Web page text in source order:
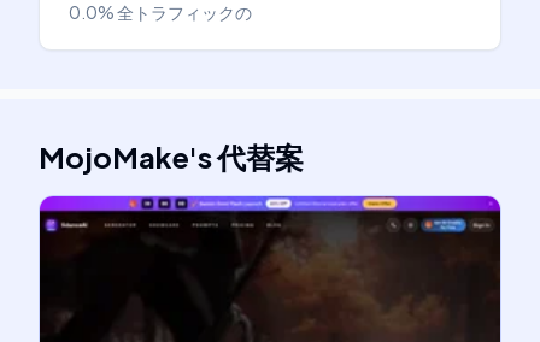
0.0%全トラフィックの
MojoMake's代替案